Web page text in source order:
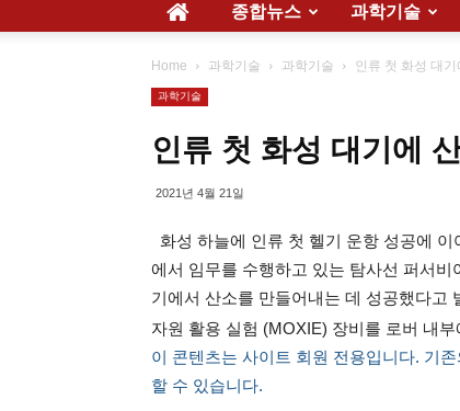
종합뉴스 과학기술
Home 과학기술 과학기술 인류 첫 화성 대
과학기술
인류 첫 화성 대기에
2021년 4월 21일
화성 하늘에 인류 첫 헬기 운항 성공에
에서 임무를 수행하고 있는 탐사선 퍼서
기에서 산소를 만들어내는 데 성공했다고
자원 활용 실험 (MOXIE) 장비를 로버 내
이 콘텐츠는 사이트 회원 전용입니다. 기
할 수 있습니다.